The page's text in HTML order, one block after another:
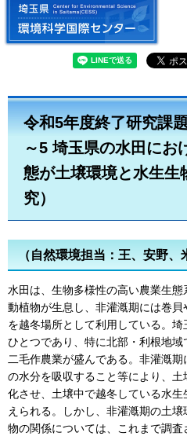
埼玉県 環境科学国際センター
令和5年度終了研究課
～5 埼玉県の水田にお
態が土壌環境と水生生
究）
（自然環境担当：王、安野、
水田は、生物多様性の高い農業生
動植物が生息し、非灌漑期には巻
を越冬場所として利用している。
ひとつであり、特に北部・利根地
二毛作農業が盛んである。非灌漑
の水分を吸収すること等により、
化させ、土壌中で越冬している水
えられる。しかし、非灌漑期の土
物の関係については、これまで調